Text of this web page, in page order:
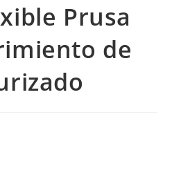
Prusa
de